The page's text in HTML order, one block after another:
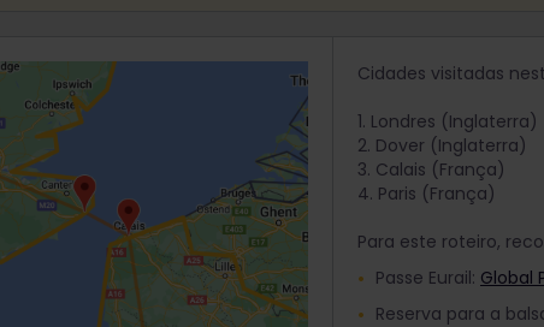
Cidades visitadas
1. Londres (Inglaterra)
2. Dover (Inglaterra)
3. Calais (França)
4. Paris (França)
Para este roteiro,
Passe Eurail: Global
Reserva para a